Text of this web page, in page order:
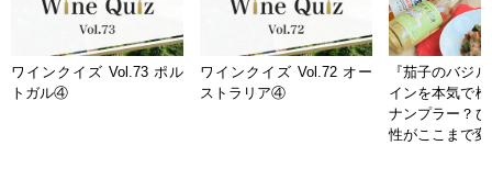
ワインクイズ Vol.73 ポル
トガル④
ワインクイズ Vol.72 オー
ストラリア④
『茄子のバジ
インを本気で
ナンプラー？
性がここまで